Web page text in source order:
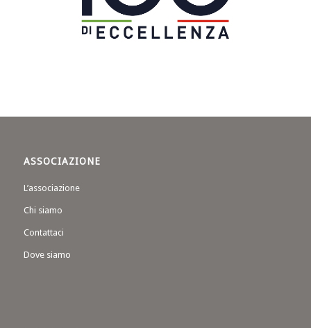
ASSOCIAZIONE
L’associazione
Chi siamo
Contattaci
Dove siamo